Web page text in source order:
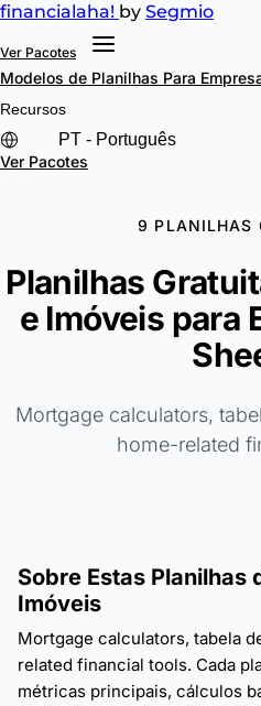
financialaha! by Segmio
Ver Pacotes
Modelos de Planilhas Para
Recursos
Ver Pacotes
9 PLANILHAS
Planilhas
e Imóveis para
Mortgage calculators,
home-related
Sobre Estas Planilhas
Imóveis
Mortgage calculators, tabela
related financial tools. Cada
métricas principais, cálculos